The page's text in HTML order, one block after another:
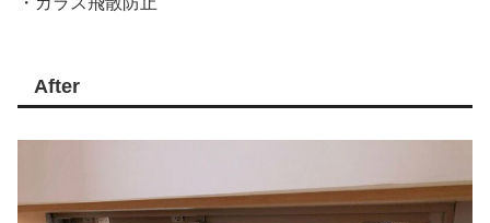
After